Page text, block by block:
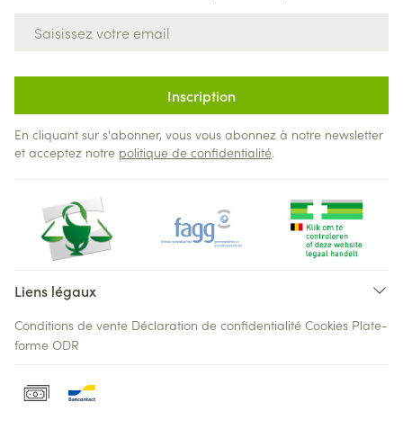
Inscription
En cliquant sur s'abonner, vous vous abonnez à notre newsletter
et acceptez notre politique de confidentialité.
Liens légaux
Conditions de vente Déclaration de confidentialité Cookies Plate-
forme ODR